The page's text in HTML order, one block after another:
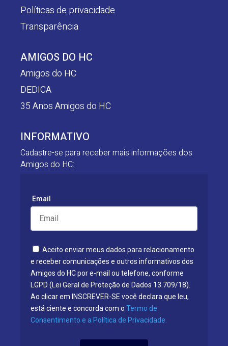
Políticas de privacidade
Transparência
AMIGOS DO HC
Amigos do HC
DEDICA
35 Anos Amigos do HC
INFORMATIVO
Cadastre-se para receber mais informações dos
Amigos do HC:
Email
Aceito enviar meus dados para relacionamento
e receber comunicações e outros informativos dos
Amigos do HC por e-mail ou telefone, conforme
LGPD (Lei Geral de Proteção de Dados 13.709/18).
Ao clicar em INSCREVER-SE você declara que leu,
está ciente e concorda com o Termo de
Consentimento e a Política de Privacidade.